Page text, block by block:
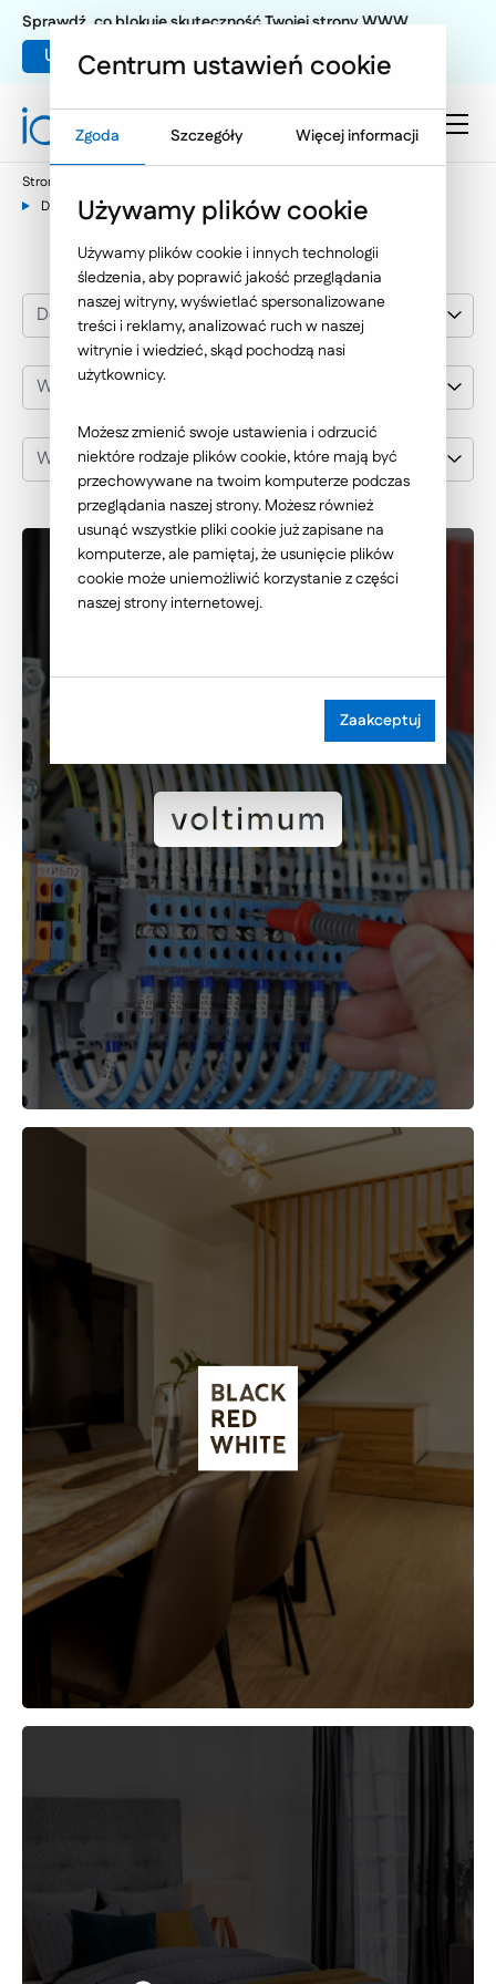
Umów warsztat UX
Sprawdź, co blokuje skuteczność Twojej strony WWW
Strona główna
Dedykowane aplikacje internetowe
Wyposażenie wnętrz
Dedykowane aplikacje internetowe
Wyposażenie wnętrz
Wybierz klienta
Centrum ustawień cookie
Zgoda Szczegóły Więcej informacji
Używamy plików cookie
Używamy plików cookie i innych technologii
śledzenia, aby poprawić jakość przeglądania
naszej witryny, wyświetlać spersonalizowane
treści i reklamy, analizować ruch w naszej
witrynie i wiedzieć, skąd pochodzą nasi
użytkownicy.
Możesz zmienić swoje ustawienia i odrzucić
niektóre rodzaje plików cookie, które mają być
przechowywane na twoim komputerze podczas
przeglądania naszej strony. Możesz również
usunąć wszystkie pliki cookie już zapisane na
komputerze, ale pamiętaj, że usunięcie plików
cookie może uniemożliwić korzystanie z części
naszej strony internetowej.
Zaakceptuj